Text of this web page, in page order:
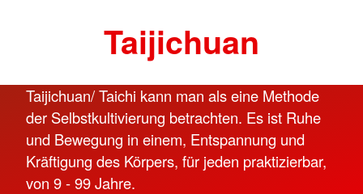
Taijichuan
Taijichuan/ Taichi kann man als eine Methode
der Selbstkultivierung betrachten. Es ist Ruhe
und Bewegung in einem, Entspannung und
Kräftigung des Körpers, für jeden praktizierbar,
von 9 - 99 Jahre.